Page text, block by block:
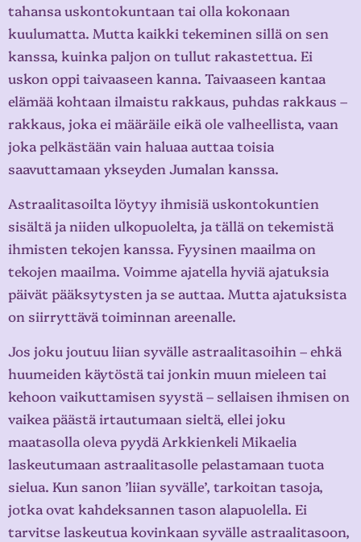
tahansa uskontokuntaan tai olla kokonaan
kuulumatta. Mutta kaikki tekeminen sillä on sen
kanssa, kuinka paljon on tullut rakastettua. Ei
uskon oppi taivaaseen kanna. Taivaaseen kantaa
elämää kohtaan ilmaistu rakkaus, puhdas rakkaus –
rakkaus, joka ei määräile eikä ole valheellista, vaan
joka pelkästään vain haluaa auttaa toisia
saavuttamaan ykseyden Jumalan kanssa.
Astraalitasoilta löytyy ihmisiä uskontokuntien
sisältä ja niiden ulkopuolelta, ja tällä on tekemistä
ihmisten tekojen kanssa. Fyysinen maailma on
tekojen maailma. Voimme ajatella hyviä ajatuksia
päivät pääksytysten ja se auttaa. Mutta ajatuksista
on siirryttävä toiminnan areenalle.
Jos joku joutuu liian syvälle astraalitasoihin – ehkä
huumeiden käytöstä tai jonkin muun mieleen tai
kehoon vaikuttamisen syystä – sellaisen ihmisen on
vaikea päästä irtautumaan sieltä, ellei joku
maatasolla oleva pyydä Arkkienkeli Mikaelia
laskeutumaan astraalitasolle pelastamaan tuota
sielua. Kun sanon ’liian syvälle’, tarkoitan tasoja,
jotka ovat kahdeksannen tason alapuolella. Ei
tarvitse laskeutua kovinkaan syvälle astraalitasoon,